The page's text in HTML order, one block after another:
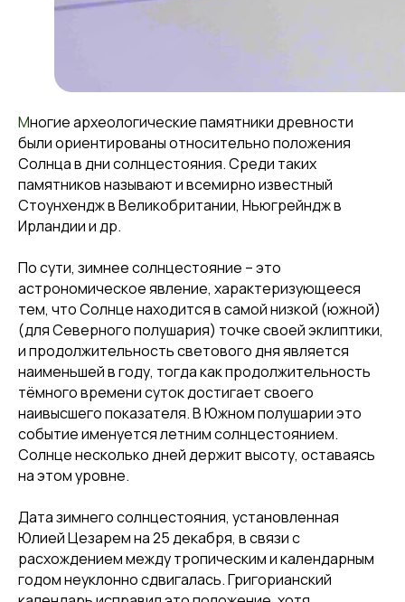
Многие археологические памятники древности
были ориентированы относительно положения
Солнца в дни солнцестояния. Среди таких
памятников называют и всемирно известный
Стоунхендж в Великобритании, Ньюгрейндж в
Ирландии и др.
По сути, зимнее солнцестояние – это
астрономическое явление, характеризующееся
тем, что Солнце находится в самой низкой (южной)
(для Северного полушария) точке своей эклиптики,
и продолжительность светового дня является
наименьшей в году, тогда как продолжительность
тёмного времени суток достигает своего
наивысшего показателя. В Южном полушарии это
событие именуется летним солнцестоянием.
Солнце несколько дней держит высоту, оставаясь
на этом уровне.
Дата зимнего солнцестояния, установленная
Юлией Цезарем на 25 декабря, в связи с
расхождением между тропическим и календарным
годом неуклонно сдвигалась.Григорианский